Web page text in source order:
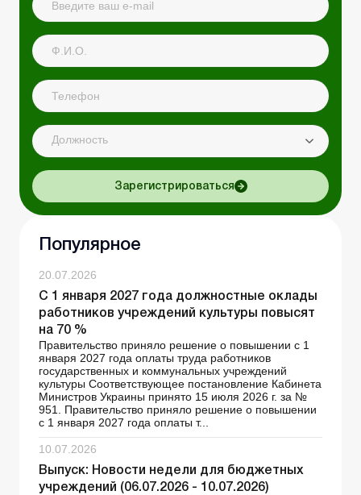
Должность
Зарегистрироваться
Популярное
20.07.2026
С 1 января 2027 года должностные оклады
работников учреждений культуры повысят
на 70 %
Правительство приняло решение о повышении с 1
января 2027 года оплаты труда работников
государственных и коммунальных учреждений
культуры Соответствующее постановление Кабинета
Министров Украины принято 15 июля 2026 г. за №
951. Правительство приняло решение о повышении
с 1 января 2027 года оплаты т...
10.07.2026
Выпуск: Новости недели для бюджетных
учреждений (06.07.2026 - 10.07.2026)